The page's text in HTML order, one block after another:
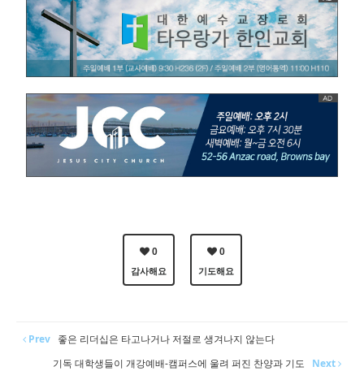
0
감사해요
0
기도해요
Prev 좋은 리더십은 타고나거나 저절로 생겨나지 않는다
기독 대학생들이 개강예배-캠퍼스에 울려 퍼진 찬양과 기도
Next